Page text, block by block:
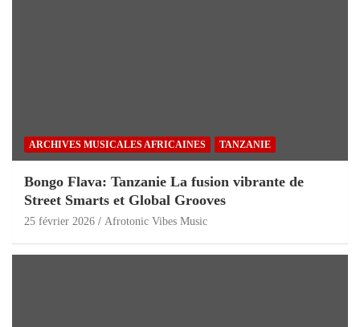
ARCHIVES MUSICALES AFRICAINES TANZANIE
Bongo Flava: Tanzanie La fusion vibrante de
Street Smarts et Global Grooves
25 février 2026 Afrotonic Vibes Music